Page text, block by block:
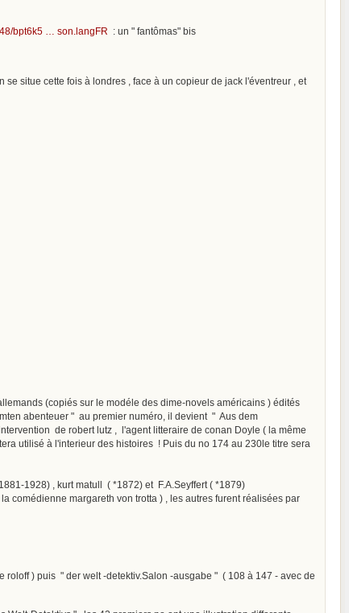
bpt6k5 … son.langFR : un " fantômas" bis
situe cette fois à londres , face à un copieur de jack l'éventreur , et
(copiés sur le modéle des dime-novels américains ) édités
abenteuer " au premier numéro, il devient " Aus dem
de robert lutz , l'agent litteraire de conan Doyle ( la même
utilisé à l'interieur des histoires ! Puis du no 174 au 230le titre sera
1928) , kurt matull ( *1872) et F.A.Seyffert ( *1879)
comédienne margareth von trotta ) , les autres furent réalisées par
) puis " der welt -detektiv.Salon -ausgabe " ( 108 à 147 - avec de